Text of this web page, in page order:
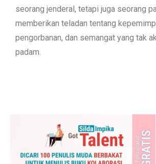
seorang jenderal, tetapi juga seorang
memberikan teladan tentang
pengorbanan, dan semangat yang tak
padam.